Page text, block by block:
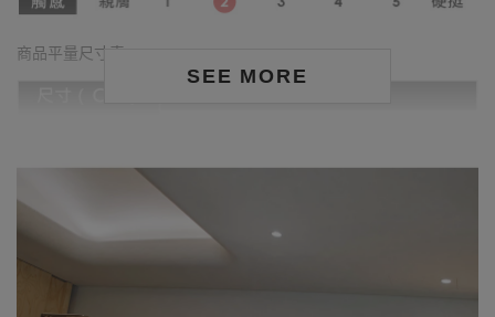
SEE MORE
商品平量尺寸表